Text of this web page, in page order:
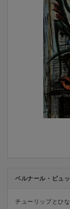
ベルナール・ビュ
チューリップとひ